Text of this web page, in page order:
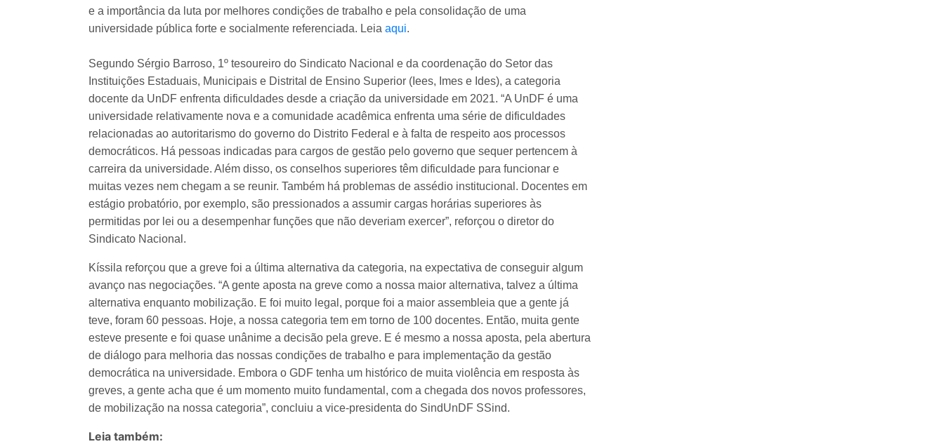
e a importância da luta por melhores condições de trabalho e pela consolidação de uma
universidade pública forte e socialmente referenciada. Leia aqui.
Segundo Sérgio Barroso, 1º tesoureiro do Sindicato Nacional e da coordenação do Setor das
Instituições Estaduais, Municipais e Distrital de Ensino Superior (Iees, Imes e Ides), a categoria
docente da UnDF enfrenta dificuldades desde a criação da universidade em 2021. “A UnDF é uma
universidade relativamente nova e a comunidade acadêmica enfrenta uma série de dificuldades
relacionadas ao autoritarismo do governo do Distrito Federal e à falta de respeito aos processos
democráticos. Há pessoas indicadas para cargos de gestão pelo governo que sequer pertencem à
carreira da universidade. Além disso, os conselhos superiores têm dificuldade para funcionar e
muitas vezes nem chegam a se reunir. Também há problemas de assédio institucional. Docentes em
estágio probatório, por exemplo, são pressionados a assumir cargas horárias superiores às
permitidas por lei ou a desempenhar funções que não deveriam exercer”, reforçou o diretor do
Sindicato Nacional.
Kíssila reforçou que a greve foi a última alternativa da categoria, na expectativa de conseguir algum
avanço nas negociações. “A gente aposta na greve como a nossa maior alternativa, talvez a última
alternativa enquanto mobilização. E foi muito legal, porque foi a maior assembleia que a gente já
teve, foram 60 pessoas. Hoje, a nossa categoria tem em torno de 100 docentes. Então, muita gente
esteve presente e foi quase unânime a decisão pela greve. E é mesmo a nossa aposta, pela abertura
de diálogo para melhoria das nossas condições de trabalho e para implementação da gestão
democrática na universidade. Embora o GDF tenha um histórico de muita violência em resposta às
greves, a gente acha que é um momento muito fundamental, com a chegada dos novos professores,
de mobilização na nossa categoria”, concluiu a vice-presidenta do SindUnDF SSind.
Leia também: